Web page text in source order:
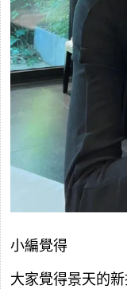
小編覺得
大家覺得景天的